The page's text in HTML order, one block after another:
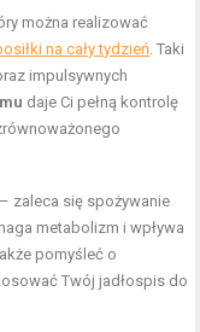
można realizować
na cały tydzień. Taki
impulsywnych
daje Ci pełną kontrolę
zaleca się spożywanie
metabolizm i wpływa
pomyśleć o
Twój jadłospis do